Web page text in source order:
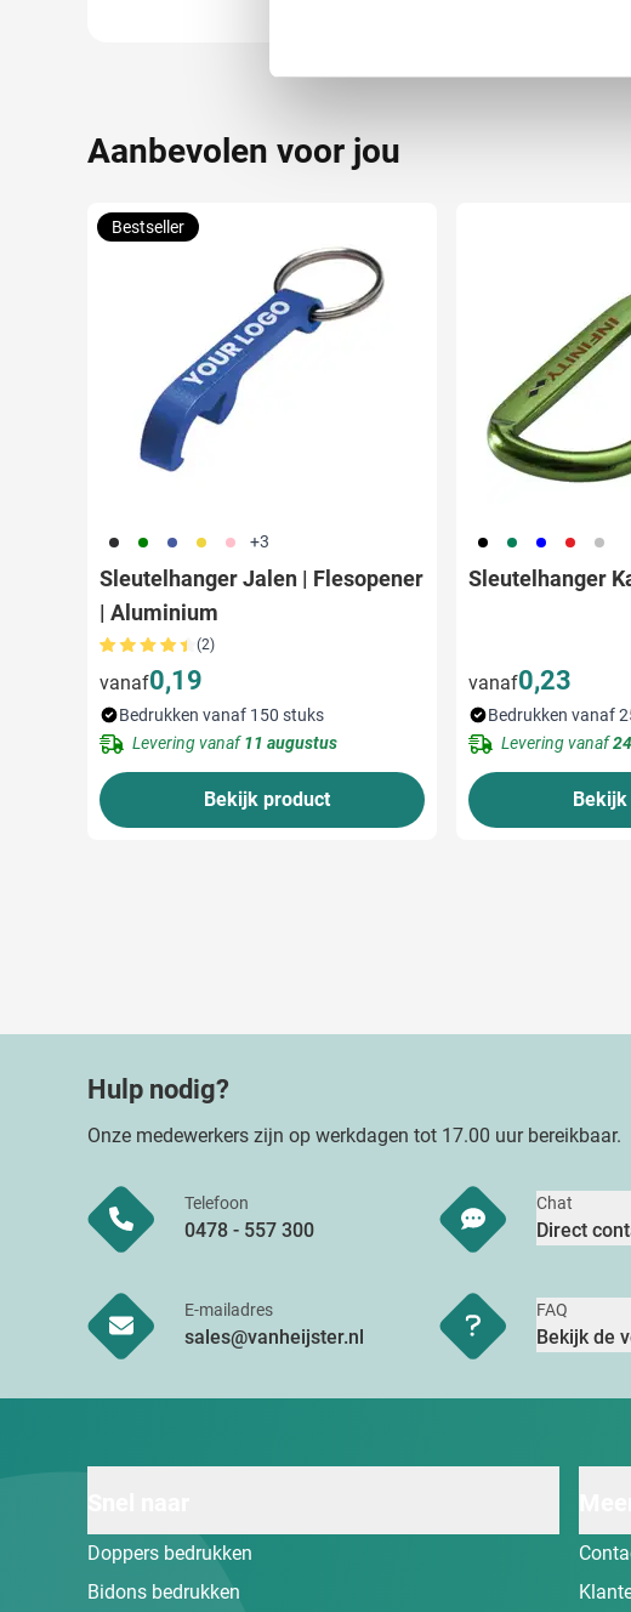
toestemming op elk moment wijzigen
media, adverteren en analyse. Deze
verstrekt of die ze hebben verzameld
Aanbevolen voor jou
001 004 005 006 017 +3
Sleutelhanger Jalen | Flesopener
| Aluminium
(2)
vanaf0,19
Bestseller
Bedrukken vanaf 150 stuks
Levering vanaf11 augustus
Bekijk product
001 004 005 008 032
Sleutelhanger
vanaf0,23
Bedrukken vanaf
Levering vanaf
Hulp nodig?
Onze medewerkers zijn op werkdagen tot 17.00 uur bereikbaar.
Telefoon
0478 - 557 300
Chat
Direct
E-mailadres
sales@vanheijster.nl
FAQ
Bekijk de
Doppers bedrukken
Bidons bedrukken